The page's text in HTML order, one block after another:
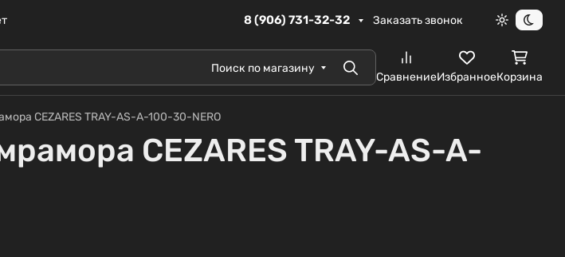
8 (906) 731-32-32 Заказать звонок
Светлая
Поиск по магазину ПоискСравнениеИзбранноеКорзина
CEZARES TRAY-AS-A-100-30-NERO
CEZARES TRAY-AS-A-